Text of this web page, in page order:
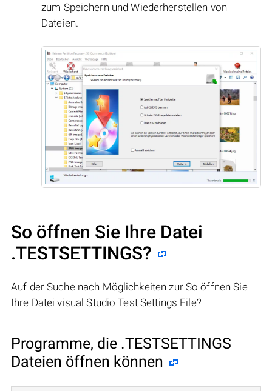
zum Speichern und Wiederherstellen von
Dateien.
So öffnen Sie Ihre Datei
.TESTSETTINGS?
Auf der Suche nach Möglichkeiten zur So öffnen Sie
Ihre Datei visual Studio Test Settings File?
Programme, die .TESTSETTINGS
Dateien öffnen können